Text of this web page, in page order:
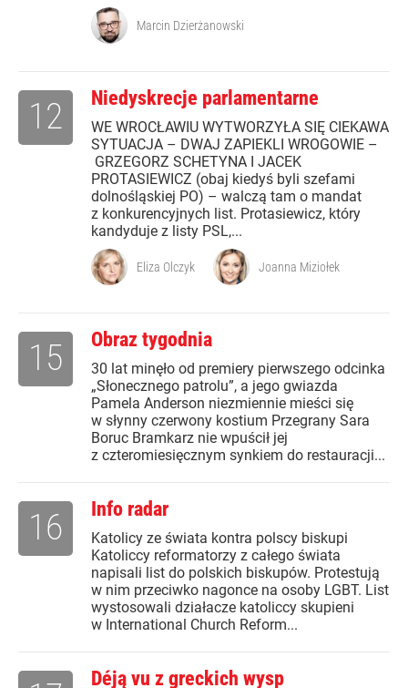
Marcin Dzierżanowski
Niedyskrecje parlamentarne
WE WROCŁAWIU WYTWORZYŁA SIĘ CIEKAWA
SYTUACJA – DWAJ ZAPIEKLI WROGOWIE –
GRZEGORZ SCHETYNA I JACEK
PROTASIEWICZ (obaj kiedyś byli szefami
dolnośląskiej PO) – walczą tam o mandat
z konkurencyjnych list. Protasiewicz, który
kandyduje z listy PSL,...
12
Eliza Olczyk Joanna Miziołek
Obraz tygodnia
30 lat minęło od premiery pierwszego odcinka
„Słonecznego patrolu”, a jego gwiazda
Pamela Anderson niezmiennie mieści się
w słynny czerwony kostium Przegrany Sara
Boruc Bramkarz nie wpuścił jej
z czteromiesięcznym synkiem do restauracji...
15
Info radar
Katolicy ze świata kontra polscy biskupi
Katoliccy reformatorzy z całego świata
napisali list do polskich biskupów. Protestują
w nim przeciwko nagonce na osoby LGBT. List
wystosowali działacze katoliccy skupieni
w International Church Reform...
16
Déją vu z greckich wysp